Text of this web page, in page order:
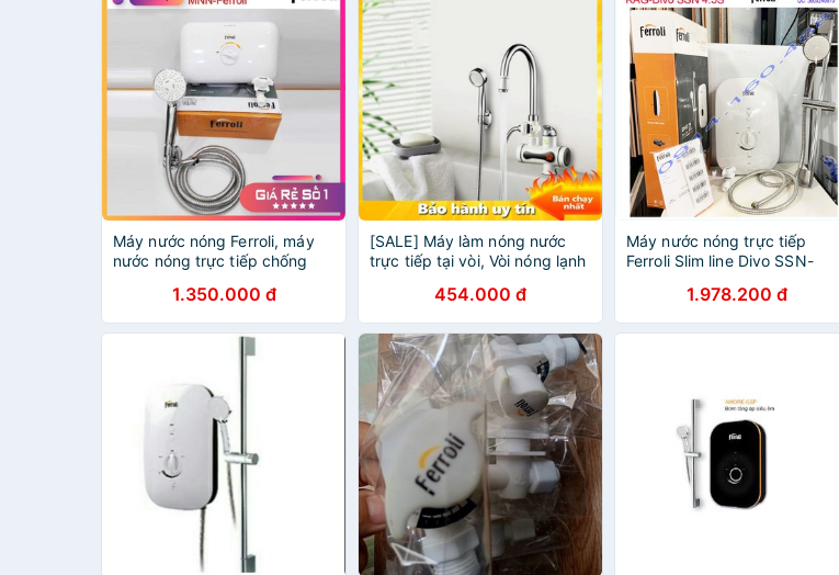
Máy nước nóng Ferroli, máy
nước nóng trực tiếp chống
1.350.000 đ
[SALE] Máy làm nóng nước
trực tiếp tại vòi, Vòi nóng lạnh
nhanh - BẢO HÀNH UY TÍN
TOÀN QUỐC
454.000 đ
Máy nước nóng trực tiếp
Ferroli Slim line Divo SSN-
nóng trực tiếp chống giật hiệu
suất tốt
1.978.200 đ